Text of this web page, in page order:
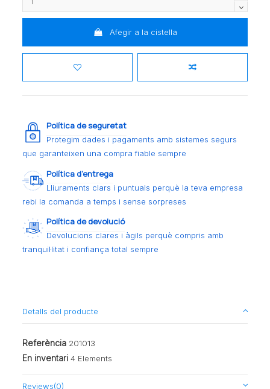
Afegir a la cistella
Política de seguretat
Protegim dades i pagaments amb sistemes segurs
que garanteixen una compra fiable sempre
Política d’entrega
Lliuraments clars i puntuals perquè la teva empresa
rebi la comanda a temps i sense sorpreses
Política de devolució
Devolucions clares i àgils perquè compris amb
tranquil·litat i confiança total sempre
Detalls del producte
Referència 201013
En inventari 4 Elements
Reviews(0)